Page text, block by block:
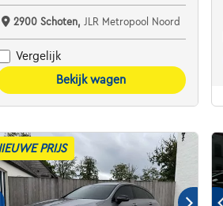
2900 Schoten, JLR Metropool Noord
Vergelijk
Bekijk wagen
PRIJS